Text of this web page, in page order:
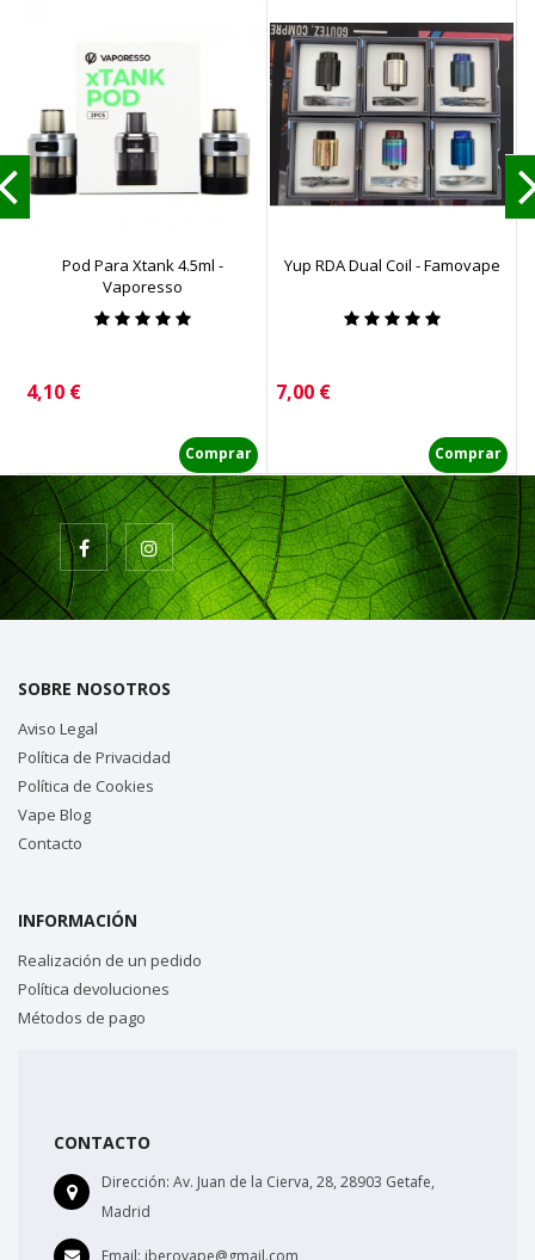
Pod Para Xtank 4.5ml -
Vaporesso
Precio
4,10 €
Comprar
Yup RDA Dual Coil - Famovape
Precio
7,00 €
Comprar
SOBRE NOSOTROS
Aviso Legal
Política de Privacidad
Política de Cookies
Vape Blog
Contacto
INFORMACIÓN
Realización de un pedido
Política devoluciones
Métodos de pago
CONTACTO
Dirección: Av. Juan de la Cierva, 28, 28903 Getafe,
Madrid